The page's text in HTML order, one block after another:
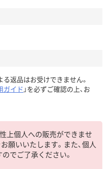
る返品はお受けできません。
ガイド 」を必ずご確認の上、お
上個人への販売ができませ
願いいたします。また、個人
でご了承ください。